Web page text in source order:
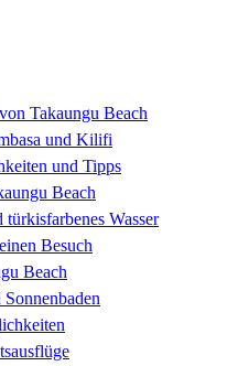
Takaungu Beach
und Kilifi
und Tipps
Beach
türkisfarbenes Wasser
Besuch
Beach